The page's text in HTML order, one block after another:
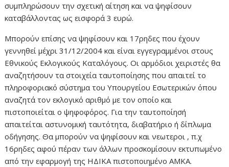
συμπληρώσουν την σχετική αίτηση και να ψηφίσουν
καταβάλλοντας ως εισφορά 3 ευρώ.
Μπορούν επίσης να ψηφίσουν και 17ρηδες που έχουν
γεννηθεί μέχρι 31/12/2004 και είναι εγγεγραμμένοι στους
Εθνικούς Εκλογικούς Καταλόγους. Οι αρμόδιοι χειριστές θα
αναζητήσουν τα στοιχεία ταυτοποίησης που απαιτεί το
πληροφοριακό σύστημα του Υπουργείου Εσωτερικών όπου
αναζητά τον εκλογικό αριθμό με τον οποίο και
πιστοποιείται ο ψηφοφόρος. Για την ταυτοποίησή
απαιτείται αστυνομική ταυτότητα, διαβατήριο ή δίπλωμα
οδήγησης. Θα μπορούν να ψηφίσουν και νεωτεροι , π.χ
16ρηδες αφού πέραν των άλλων προσκομίσουν εκτυπωμένο
από την εφαρμογή της ΗΔΙΚΑ πιστοποιημένο ΑΜΚΑ.